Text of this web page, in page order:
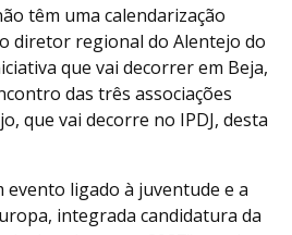
têm uma calendarização
diretor regional do Alentejo do
que vai decorrer em Beja,
das três associações
que vai decorre no IPDJ, desta
evento ligado à juventude e a
integrada candidatura da